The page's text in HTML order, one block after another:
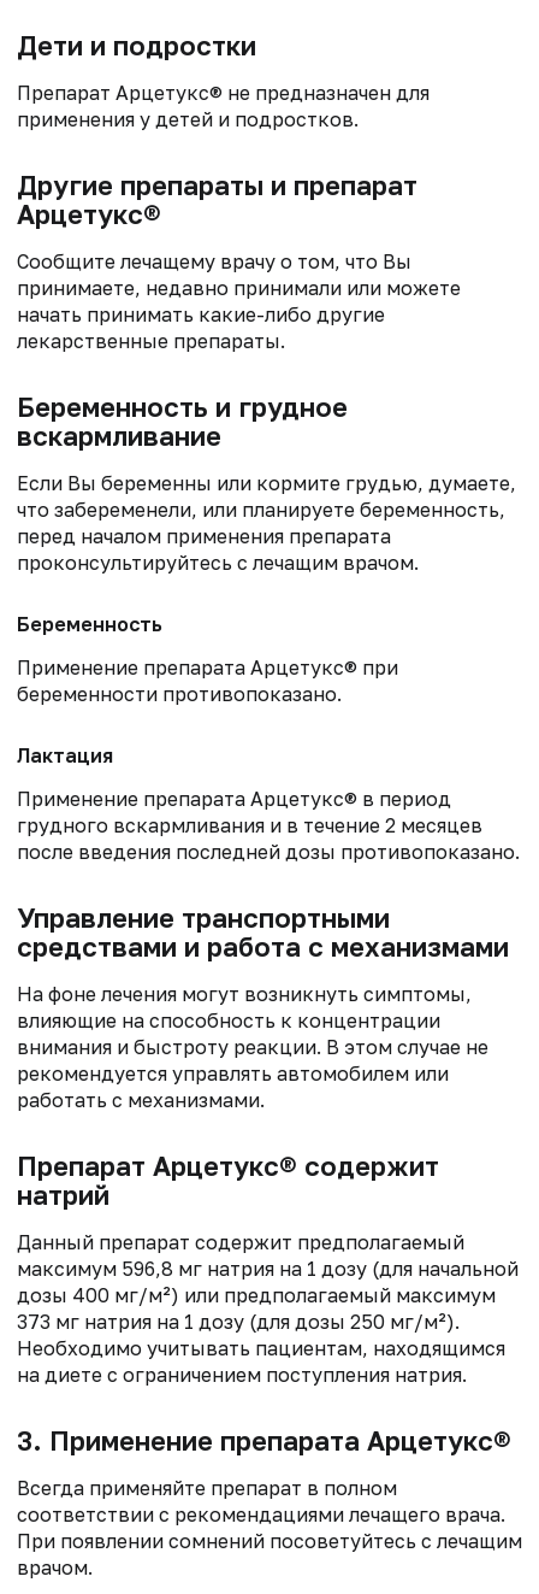
Дети и подростки
Препарат Арцетукс® не предназначен для
применения у детей и подростков.
Другие препараты и препарат
Арцетукс®
Сообщите лечащему врачу о том, что Вы
принимаете, недавно принимали или можете
начать принимать какие-либо другие
лекарственные препараты.
Беременность и грудное
вскармливание
Если Вы беременны или кормите грудью, думаете,
что забеременели, или планируете беременность,
перед началом применения препарата
проконсультируйтесь с лечащим врачом.
Беременность
Применение препарата Арцетукс® при
беременности противопоказано.
Лактация
Применение препарата Арцетукс® в период
грудного вскармливания и в течение 2 месяцев
после введения последней дозы противопоказано.
Управление транспортными
средствами и работа с механизмами
На фоне лечения могут возникнуть симптомы,
влияющие на способность к концентрации
внимания и быстроту реакции. В этом случае не
рекомендуется управлять автомобилем или
работать с механизмами.
Препарат Арцетукс® содержит
натрий
Данный препарат содержит предполагаемый
максимум 596,8 мг натрия на 1 дозу (для начальной
дозы 400 мг/м²) или предполагаемый максимум
373 мг натрия на 1 дозу (для дозы 250 мг/м²).
Необходимо учитывать пациентам, находящимся
на диете с ограничением поступления натрия.
3. Применение препарата Арцетукс®
Всегда применяйте препарат в полном
соответствии с рекомендациями лечащего врача.
При появлении сомнений посоветуйтесь с лечащим
врачом.